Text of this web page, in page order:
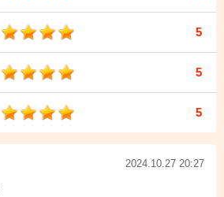
5
5
5
2024.10.27 20:27